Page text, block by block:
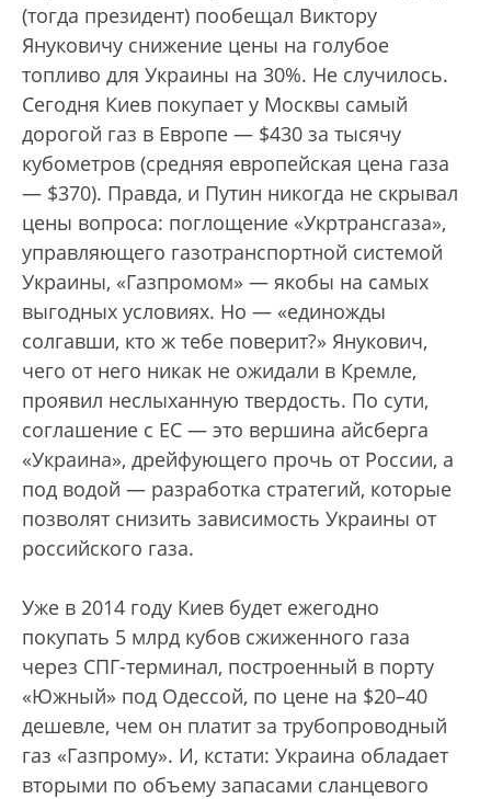
(тогда президент) пообещал Виктору
Януковичу снижение цены на голубое
топливо для Украины на 30%. Не случилось.
Сегодня Киев покупает у Москвы самый
дорогой газ в Европе — $430 за тысячу
кубометров (средняя европейская цена газа
— $370). Правда, и Путин никогда не скрывал
цены вопроса: поглощение «Укртрансгаза»,
управляющего газотранспортной системой
Украины, «Газпромом» — якобы на самых
выгодных условиях. Но — «единожды
солгавши, кто ж тебе поверит?» Янукович,
чего от него никак не ожидали в Кремле,
проявил неслыханную твердость. По сути,
соглашение с ЕС — это вершина айсберга
«Украина», дрейфующего прочь от России, а
под водой — разработка стратегий, которые
позволят снизить зависимость Украины от
российского газа.
Уже в 2014 году Киев будет ежегодно
покупать 5 млрд кубов сжиженного газа
через СПГ-терминал, построенный в порту
«Южный» под Одессой, по цене на $20–40
дешевле, чем он платит за трубопроводный
газ «Газпрому». И, кстати: Украина обладает
вторыми по объему запасами сланцевого